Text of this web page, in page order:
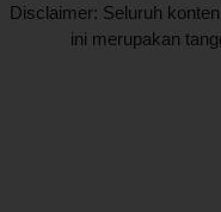
Disclaimer: Seluruh
ini merupakan